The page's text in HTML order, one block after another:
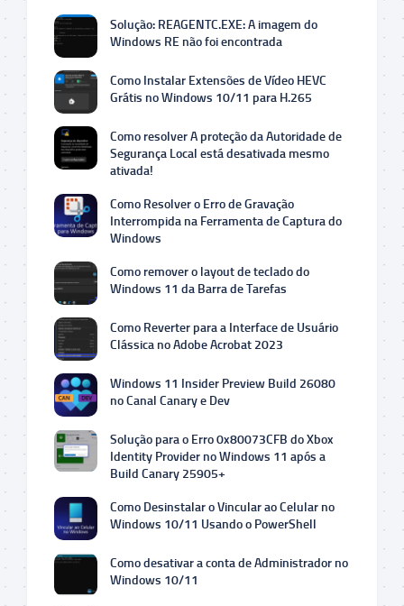
Solução: REAGENTC.EXE: A imagem do
Windows RE não foi encontrada
Como Instalar Extensões de Vídeo HEVC
Grátis no Windows 10/11 para H.265
Como resolver A proteção da Autoridade de
Segurança Local está desativada mesmo
ativada!
Como Resolver o Erro de Gravação
Interrompida na Ferramenta de Captura do
Windows
Como remover o layout de teclado do
Windows 11 da Barra de Tarefas
Como Reverter para a Interface de Usuário
Clássica no Adobe Acrobat 2023
Windows 11 Insider Preview Build 26080
no Canal Canary e Dev
Solução para o Erro 0x80073CFB do Xbox
Identity Provider no Windows 11 após a
Build Canary 25905+
Como Desinstalar o Vincular ao Celular no
Windows 10/11 Usando o PowerShell
Como desativar a conta de Administrador no
Windows 10/11